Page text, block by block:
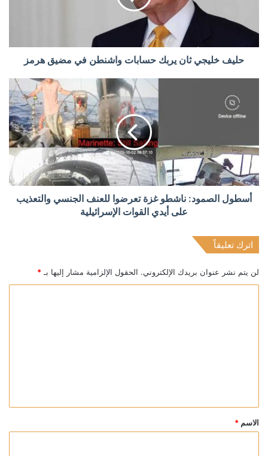
حليف خليجي ثان يربك حسابات واشنطن في مضيق هرمز
أسطول الصمود: ناشطو غزة تعرضوا للعنف الجنسي والتعذيب
على أيدي القوات الإسرائيلية
اترك تعليقاً
لن يتم نشر عنوان بريدك الإلكتروني. الحقول الإلزامية مشار إليها بـ *
*
الاسم *